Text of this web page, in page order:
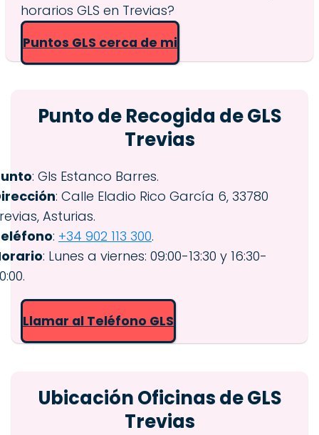
horarios GLS en Trevias?
Puntos GLS cerca de mi
Punto de Recogida de GLS
Trevias
: Gls Estanco Barres.
: Calle Eladio Rico García 6, 33780
Asturias.
: +34 902 113 300.
: Lunes a viernes: 09:00-13:30 y 16:30-
Llamar al Teléfono GLS
Ubicación Oficinas de GLS
Trevias